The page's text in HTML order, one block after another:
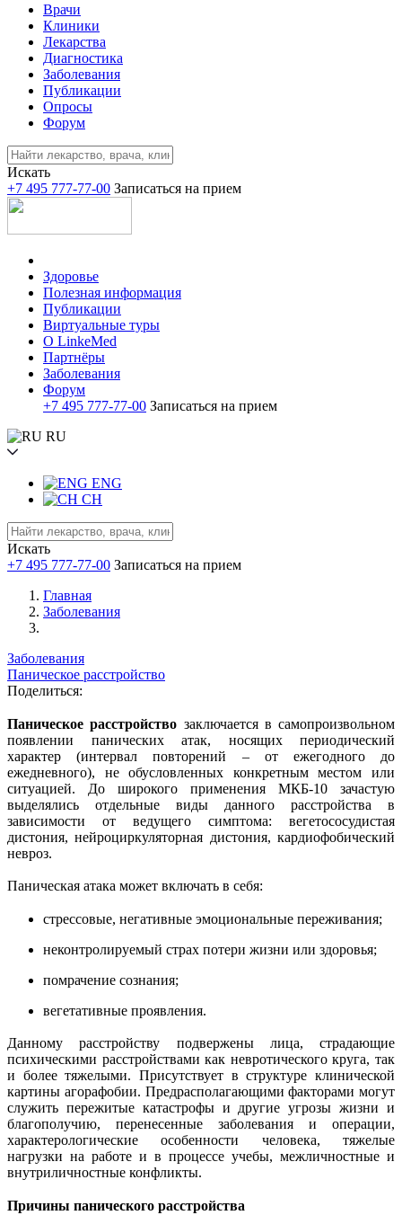
Врачи
Клиники
Лекарства
Диагностика
Заболевания
Публикации
Опросы
Форум
Искать
+7 495 777-77-00 Записаться на прием
Здоровье
Полезная информация
Публикации
Виртуальные туры
О LinkeMed
Партнёры
Заболевания
Форум
+7 495 777-77-00 Записаться на прием
RU
ENG
CH
Искать
+7 495 777-77-00 Записаться на прием
Главная
Заболевания
Заболевания
Паническое расстройство
Поделиться:
Паническое расстройство заключается в самопроизвольном
появлении панических атак, носящих периодический
характер (интервал повторений – от ежегодного до
ежедневного), не обусловленных конкретным местом или
ситуацией. До широкого применения МКБ-10 зачастую
выделялись отдельные виды данного расстройства в
зависимости от ведущего симптома: вегетососудистая
дистония, нейроциркуляторная дистония, кардиофобический
невроз.
Паническая атака может включать в себя:
стрессовые, негативные эмоциональные переживания;
неконтролируемый страх потери жизни или здоровья;
помрачение сознания;
вегетативные проявления.
Данному расстройству подвержены лица, страдающие
психическими расстройствами как невротического круга, так
и более тяжелыми. Присутствует в структуре клинической
картины агорафобии. Предрасполагающими факторами могут
служить пережитые катастрофы и другие угрозы жизни и
благополучию, перенесенные заболевания и операции,
характерологические особенности человека, тяжелые
нагрузки на работе и в процессе учебы, межличностные и
внутриличностные конфликты.
Причины панического расстройства